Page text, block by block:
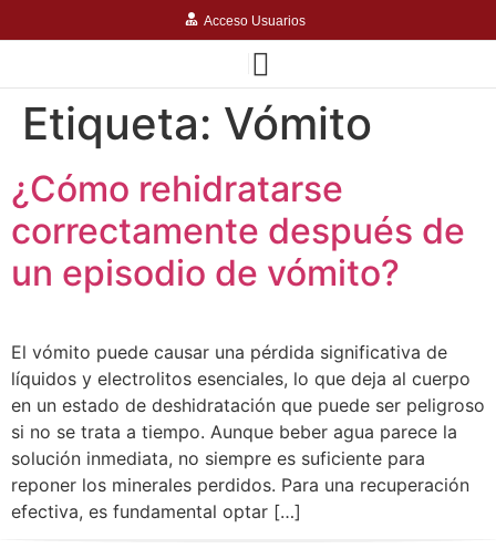
Acceso Usuarios
Etiqueta: Vómito
¿Cómo rehidratarse
correctamente después de
un episodio de vómito?
El vómito puede causar una pérdida significativa de
líquidos y electrolitos esenciales, lo que deja al cuerpo
en un estado de deshidratación que puede ser peligroso
si no se trata a tiempo. Aunque beber agua parece la
solución inmediata, no siempre es suficiente para
reponer los minerales perdidos. Para una recuperación
efectiva, es fundamental optar […]